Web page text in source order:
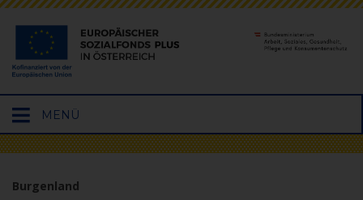
Hauptmenü
öffnen
MENÜ
Burgenland